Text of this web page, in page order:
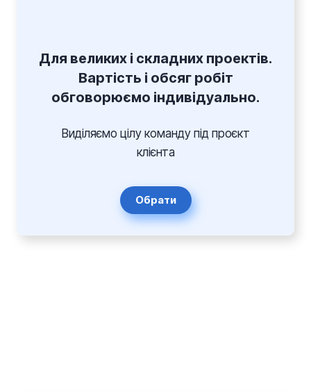
Для великих і складних проектів.
Вартість і обсяг робіт
обговорюємо індивідуально.
Виділяємо цілу команду під проєкт
клієнта
Обрати